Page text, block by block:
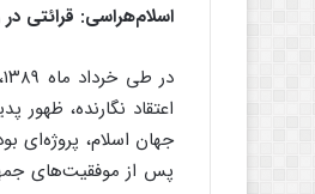
اسلام‌هراسی:‌ قرائتی
اعتقاد نگارنده،
جهان اسلام، پروژه‌ای
پس از موفقیت‌های